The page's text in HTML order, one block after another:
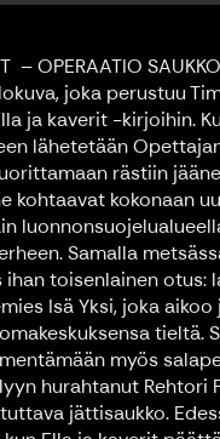
– OPERAATIO
joka perustuu
ja kaverit -kirjoihin.
lähetetään
rästiin
kohtaavat kokonaan
Samalla
toisenlainen otus:
Isä Yksi, joka aikoo
tieltä.
myös
hurahtanut Rehtori
jättisaukko.